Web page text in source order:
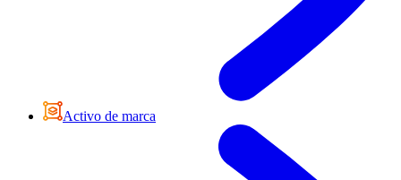
Activo de marca